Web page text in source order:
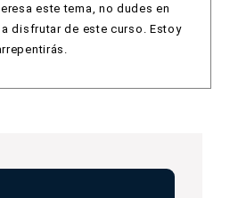
este tema, no dudes en
disfrutar de este curso. Estoy